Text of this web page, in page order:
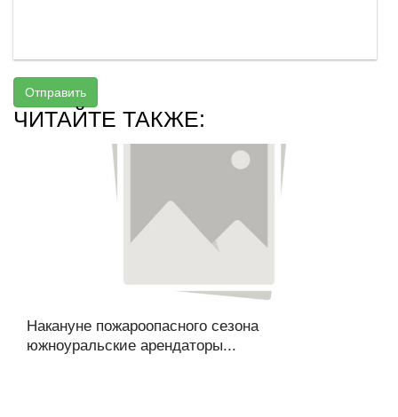
Отправить
ЧИТАЙТЕ ТАКЖЕ:
Накануне пожароопасного сезона
южноуральские арендаторы...